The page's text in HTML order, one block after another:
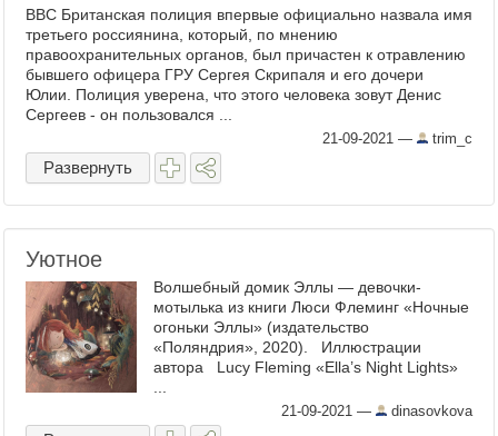
ВВС Британская полиция впервые официально назвала имя
третьего россиянина, который, по мнению
правоохранительных органов, был причастен к отравлению
бывшего офицера ГРУ Сергея Скрипаля и его дочери
Юлии. Полиция уверена, что этого человека зовут Денис
Сергеев - он пользовался ...
21-09-2021 — trim_c
Развернуть
Уютное
Волшебный домик Эллы — девочки-
мотылька из книги Люси Флеминг «Ночные
огоньки Эллы» (издательство
«Поляндрия», 2020). Иллюстрации
автора Lucy Fleming «Ella’s Night Lights»
21-09-2021 — dinasovkova